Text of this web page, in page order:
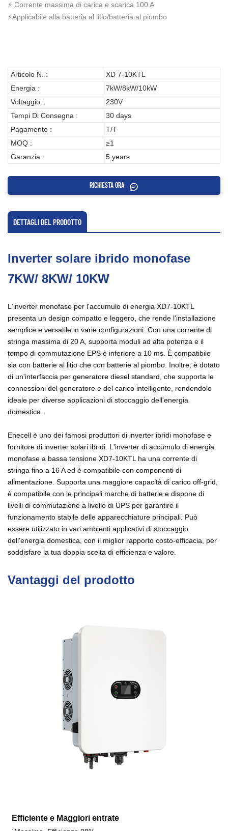
⚡ Corrente massima di carica e scarica 100 A
⚡Applicabile alla batteria al litio/batteria al piombo
Articolo N. :
XD 7-10KTL
Energia :
7kW/8kW/10kW
Voltaggio :
230V
Tempi Di Consegna :
30 days
Pagamento :
T/T
MOQ :
≥1
Garanzia :
5 years
RICHIESTA ORA
DETTAGLI DEL PRODOTTO
Inverter solare ibrido monofase
7KW/ 8KW/ 10KW
L'inverter monofase per l'accumulo di energia XD7-10KTL
presenta un design compatto e leggero, che rende l'installazione
semplice e versatile in varie configurazioni. Con una corrente di
stringa massima di 20 A, supporta moduli ad alta potenza e il
tempo di commutazione EPS è inferiore a 10 ms. È compatibile
sia con batterie al litio che con batterie al piombo. Inoltre, è dotato
di un'interfaccia per generatore diesel standard, che supporta le
connessioni del generatore e del carico intelligente, rendendolo
ideale per diverse applicazioni di stoccaggio dell'energia
domestica.
Enecell è uno dei famosi produttori di inverter ibridi monofase e
fornitore di inverter solari ibridi. L'inverter di accumulo di energia
monofase a bassa tensione XD7-10KTL ha una corrente di
stringa fino a 16 A ed è compatibile con componenti di
alimentazione. Supporta una maggiore capacità di carico off-grid,
è compatibile con le principali marche di batterie e dispone di
livelli di commutazione a livello di UPS per garantire il
funzionamento stabile delle apparecchiature principali. Può
essere utilizzato in vari ambienti applicativi di stoccaggio
dell'energia domestica, con il miglior rapporto costo-efficacia, per
soddisfare la tua doppia scelta di efficienza e valore.
Vantaggi del prodotto
Efficiente e Maggiori entrate